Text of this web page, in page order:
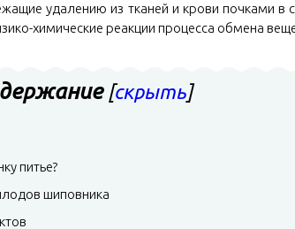
удалению из тканей и крови почками в
химические реакции процесса обмена
[скрыть]
питье?
шиповника